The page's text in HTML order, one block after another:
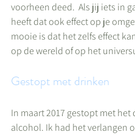
voorheen deed.  Als jij iets in
heeft dat ook effect op je
mooie is dat het zelfs effect
op de wereld of op het
Gestopt met drinken
In maart 2017 gestopt met het
alcohol. Ik had het verlangen